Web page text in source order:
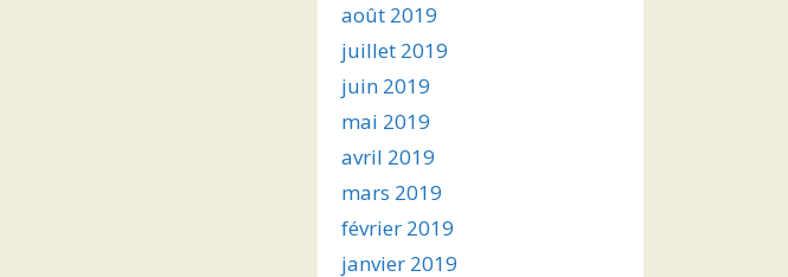
août 2019
juillet 2019
juin 2019
mai 2019
avril 2019
mars 2019
février 2019
janvier 2019